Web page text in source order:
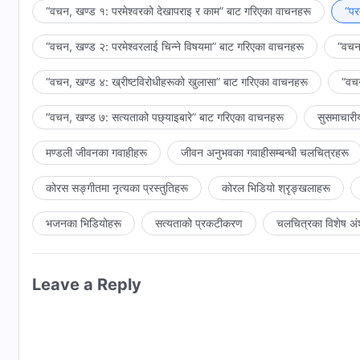
गराउनेछु। म छलकपट गर्ने मानिसहरूलाई मेरो चमत्कारपूर्ण
पुत्रहरू (अर्थात्, ती पवित्र र निष्कलङ्क र इमानदार मानिसहरू)
मानिसहरूमाथि शासन गर्नेछन्, र सबै जातिहरू र सबै मानिसहरूको
पुत्रहरूलाई दर्साउँछ र अरू कसैलाई होइन)। सबै जातिहरू र सबै
राज्यमा प्रवेश गर्नेछन् र मेरा प्रजा हुनेछन्, अनि अटेरी र
न्याय अन्तिम हुनेछ, र त्यो मैले गर्ने संसारको पूर्ण शुद्धीकरण हुनेछ।
फेरि संसार हुनेछैन। सबै कुरा ख्रीष्टको प्रकटीकरण हुनेछ, र सबै
“वचन, खण्ड १: परमेश्‍वरको देखापराइ र काम” बाट गरिएका वाचनहरू
“वचन, खण्ड २: परमेश्‍वरलाई चिन्‍ने विषयमा” बाट गरिएका वाचनहरू
“वचन, खण्ड ४: ख्रीष्टविरोधीहरूको खुलासा” बाट गरिएका वाचनहरू
“वचन, खण्ड ७: सत्यताको पछ्याइबारे” बाट गरिएका वाचनहरू
मण्डली जीवनका गवाहीहरू जीवन अनुभवका गवाहीसम्‍बन्धी चलचित्रहरू
कोरस सङ्गीतमा नृत्यका प्रस्तुतिहरू कोरल भिडियो श्रृङ्खलाहरू
भजनका भिडियोहरू सत्यताको प्रकटीकरण चलचित्रका विशेष
Leave a Reply